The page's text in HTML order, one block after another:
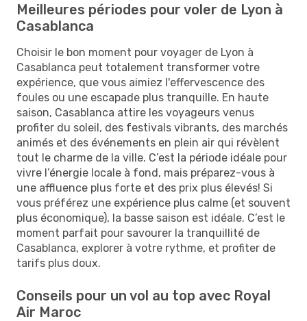
Meilleures périodes pour voler de Lyon à
Casablanca
Choisir le bon moment pour voyager de Lyon à
Casablanca peut totalement transformer votre
expérience, que vous aimiez l'effervescence des
foules ou une escapade plus tranquille. En haute
saison, Casablanca attire les voyageurs venus
profiter du soleil, des festivals vibrants, des marchés
animés et des événements en plein air qui révèlent
tout le charme de la ville. C’est la période idéale pour
vivre l’énergie locale à fond, mais préparez-vous à
une affluence plus forte et des prix plus élevés! Si
vous préférez une expérience plus calme (et souvent
plus économique), la basse saison est idéale. C’est le
moment parfait pour savourer la tranquillité de
Casablanca, explorer à votre rythme, et profiter de
tarifs plus doux.
Conseils pour un vol au top avec Royal
Air Maroc